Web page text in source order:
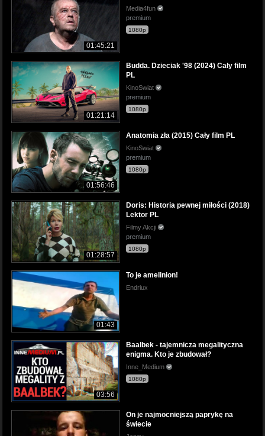
01:45:21
Media4fun
premium
1080p
01:21:14
Budda. Dzieciak '98 (2024) Cały film
PL
KinoSwiat
premium
1080p
01:56:46
Anatomia zła (2015) Cały film PL
KinoSwiat
premium
1080p
01:28:57
Doris: Historia pewnej miłości (2018)
Lektor PL
Filmy Akcji
premium
1080p
01:43
To je amelinion!
Endriux
03:56
Baalbek - tajemnicza megalityczna
enigma. Kto je zbudował?
Inne_Medium
1080p
On je najmocniejszą paprykę na
świecie